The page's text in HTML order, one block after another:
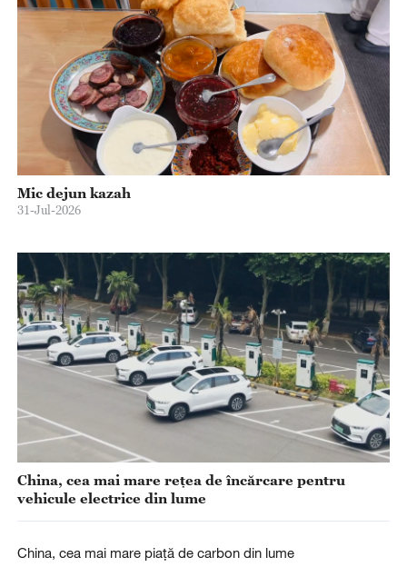
Mic dejun kazah
31-Jul-2026
China, cea mai mare rețea de încărcare pentru
vehicule electrice din lume
China, cea mai mare piață de carbon din lume